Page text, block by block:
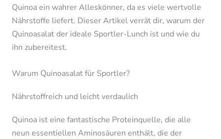
Quinoa ein wahrer Alleskönner, da es viele wertvolle
Nährstoffe liefert. Dieser Artikel verrät dir, warum der
Quinoasalat der ideale Sportler-Lunch ist und wie du
ihn zubereitest.
Warum Quinoasalat für Sportler?
Nährstoffreich und leicht verdaulich
Quinoa ist eine fantastische Proteinquelle, die alle
neun essentiellen Aminosäuren enthält, die der